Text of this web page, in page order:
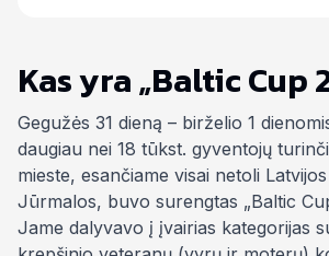
Kas yra „Baltic Cup
Gegužės 31 dieną – birželio 1
daugiau nei 18 tūkst. gyventojų
mieste, esančiame visai netoli
Jūrmalos, buvo surengtas „Baltic
Jame dalyvavo į įvairias kategorijas